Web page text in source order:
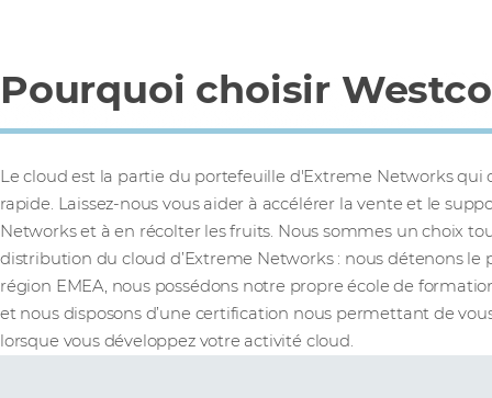
Pourquoi choisir
Le cloud est la partie du portefeuille d'Extreme Networks qui
rapide. Laissez-nous vous aider à accélérer la vente et le
Networks et à en récolter les fruits. Nous sommes un choix
distribution du cloud d’Extreme Networks : nous détenons le
région EMEA, nous possédons notre propre école de
et nous disposons d’une certification nous permettant de
lorsque vous développez votre activité cloud.